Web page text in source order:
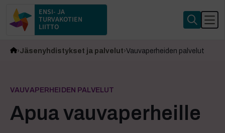
ENSI- JA
TURVAKOTIEN
LIITTO
Jäsenyhdistykset ja palvelut Vauvaperheiden palvelut
VAUVAPERHEIDEN PALVELUT
Apua vauvaperheille